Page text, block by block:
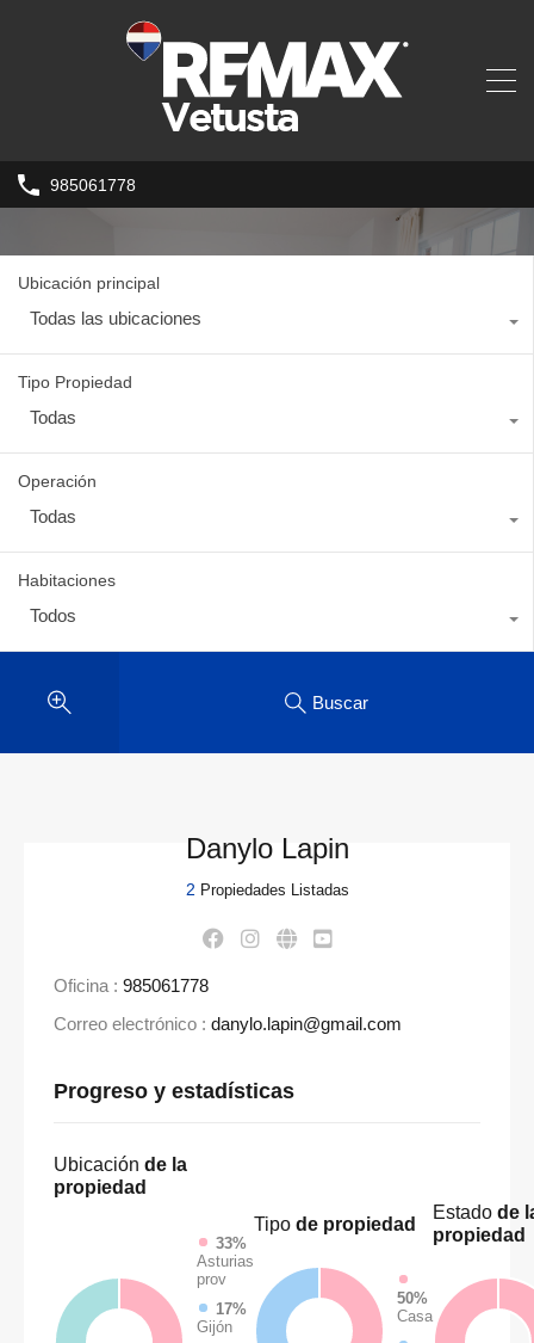
985061778
Ubicación principal
Todas las ubicaciones
Tipo Propiedad
Todas
Operación
Todas
Habitaciones
Todos
Buscar
Danylo Lapin
2 Propiedades Listadas
Oficina : 985061778
Correo electrónico : danylo.lapin@gmail.com
Progreso y estadísticas
Ubicación de la
propiedad
33%
Asturias
prov
17%
Gijón
Tipo de propiedad
50%
Casa
Estado de
propiedad